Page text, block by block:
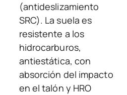
(antideslizamiento
SRC). La suela es
resistente a los
hidrocarburos,
antiestática, con
absorción del impacto
en el talón y HRO